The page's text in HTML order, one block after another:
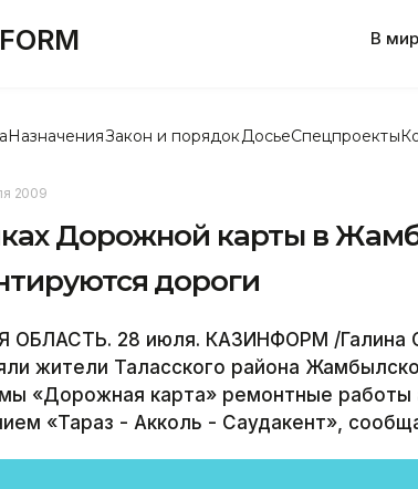
В
НазначенияЗакон и порядок ДосьеСпецпроекты
2009
Дорожной карты в
дороги
ОБЛАСТЬ. 28 июля. КАЗИНФОРМ /Галина
жители Таласского района
«Дорожная карта» ремонтные работы
«Тараз - Акколь - Саудакент»,